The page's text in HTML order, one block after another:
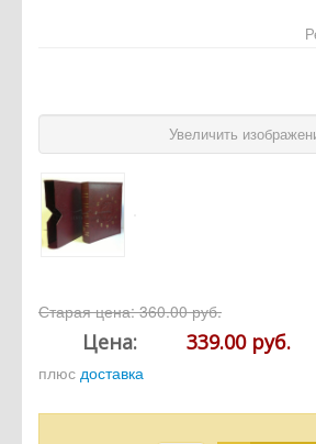
Увеличить
Старая цена:360.00 руб.
Цена: 339.00 руб.
плюс доставка